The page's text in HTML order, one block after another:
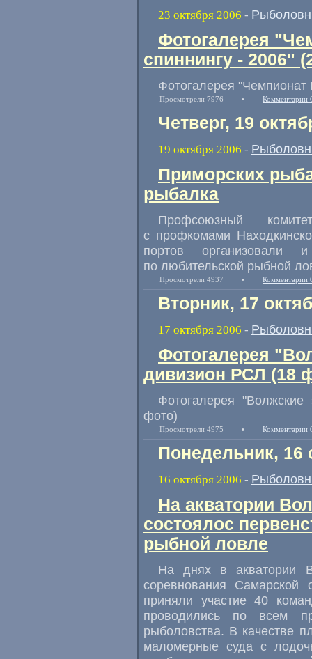
23 октября 2006 -
Фотогалерея
спиннингу - 2006"
Фотогалерея "Чемпионат
Просмотрели 7976 • Комментарии
Четверг, 19
19 октября 2006 -
Приморских
рыбалка
Профсоюзный
с профкомами
портов организовали
по любительской рыбной
Просмотрели 4937 • Комментарии
Вторник, 17
17 октября 2006 -
Фотогалерея
дивизион РСЛ (18
Фотогалерея
фото)
Просмотрели 4975 • Комментарии
Понедельник, 16
16 октября 2006 -
На акватории
состоялос
рыбной ловле
На днях в акватории
соревнования
приняли участие 40
проводились по всем
рыболовства. В качестве
маломерные суда с